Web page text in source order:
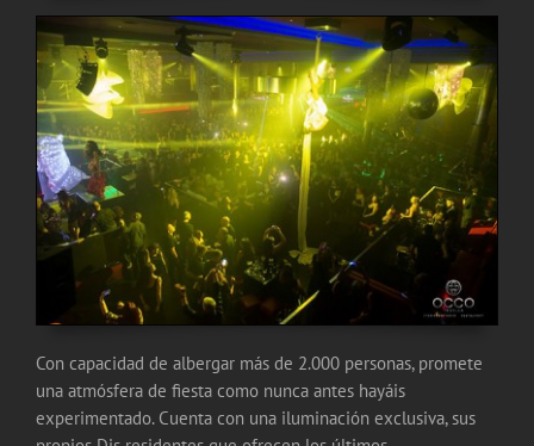
Con capacidad de albergar más de 2.000 personas, promete
una atmósfera de fiesta como nunca antes hayáis
experimentado. Cuenta con una iluminación exclusiva, sus